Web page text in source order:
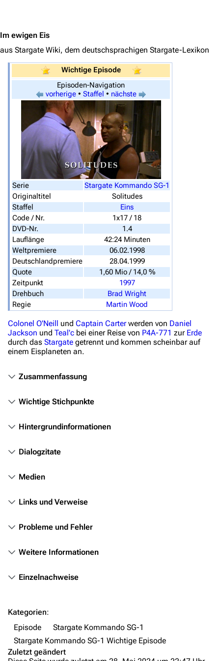
Navigation
Hauptseite
Von A bis Z
Zufälliger Artikel
Spezialseiten
Datei hochladen
Filme und Serien
Stargate SG-1
Stargate Atlantis
Stargate Universe
Stargate Origins
Stargate Infinity
Filme
Das Stargate-Universum
Themenportal
Völker
Orte
Kommerzielles
Autorenportal
Themengruppen
Wiki-Diskussion
Anfragen
Im ewigen Eis
aus Stargate Wiki, dem deutschsprachigen Stargate-Lexikon
Wichtige Episode
Episoden-Navigation
vorherige• Staffel • nächste
Serie
Stargate Kommando SG-1
Originaltitel
Solitudes
Staffel
Eins
Code / Nr.
1x17 / 18
DVD-Nr.
1.4
Lauflänge
42:24 Minuten
Weltpremiere
06.02.1998
Deutschlandpremiere
28.04.1999
Quote
1,60 Mio / 14,0 %
Zeitpunkt
1997
Drehbuch
Brad Wright
Regie
Martin Wood
Colonel O'Neill und Captain Carterwerden von Daniel
Jackson und Teal'c bei einer Reise von P4A-771 zur Erde
durch das Stargate getrennt und kommen scheinbar auf
einem Eisplaneten an.
Zusammenfassung
Wichtige Stichpunkte
Hintergrundinformationen
Dialogzitate
Medien
Links und Verweise
Probleme und Fehler
Weitere Informationen
Einzelnachweise
Kategorien:
Episode
Stargate Kommando SG-1
Stargate Kommando SG-1 Wichtige Episode
Zuletzt geändert